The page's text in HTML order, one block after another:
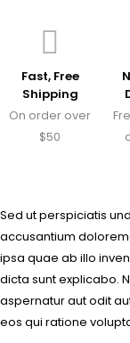
Fast, Free
Shipping
On order over
$50
Sed ut perspiciatis
accusantium
ipsa quae ab illo
dicta sunt explicabo.
aspernatur aut odit
eos qui ratione